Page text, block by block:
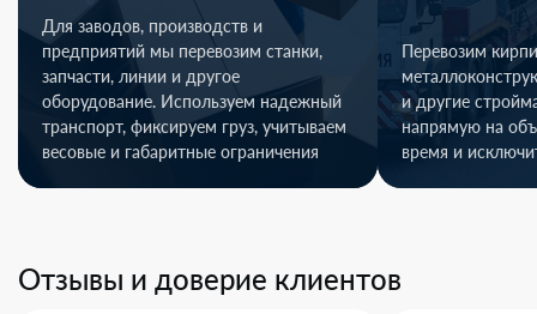
Для заводов, производств и
предприятий мы перевозим станки,
запчасти, линии и другое
оборудование. Используем надежный
транспорт, фиксируем груз, учитываем
весовые и габаритные ограничения
Перевозим
и другие
напрямую на
время и
Отзывы и доверие клиентов